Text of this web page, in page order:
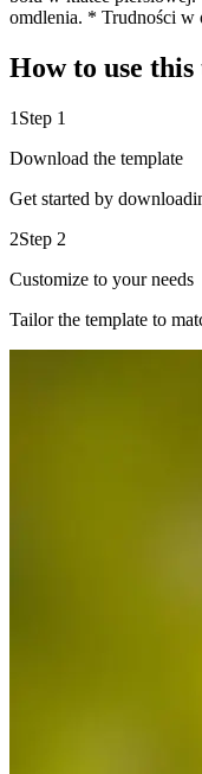
omdlenia. * Trudności w
How to use
1 Step 1
Download the template
Get started by
2Step 2
Customize to your needs
Tailor the template to